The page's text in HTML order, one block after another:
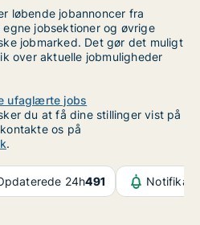
løbende jobannoncer fra
jobsektioner og øvrige
jobmarked. Det gør det muligt
over aktuelle jobmuligheder
ufaglærte jobs
du at få dine stillinger vist på
os på
.
24h491